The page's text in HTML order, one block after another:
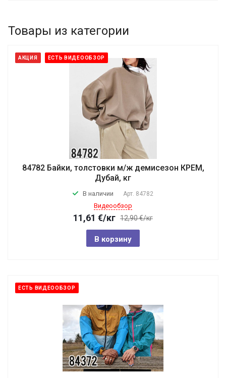
Товары из категории
АКЦИЯ ЕСТЬ ВИДЕООБЗОР
84782 Байки, толстовки м/ж демисезон КРЕМ,
Дубай, кг
В наличии Арт. 84782
Видеообзор
11,61 €/кг 12,90 €/кг
В корзину
ЕСТЬ ВИДЕООБЗОР